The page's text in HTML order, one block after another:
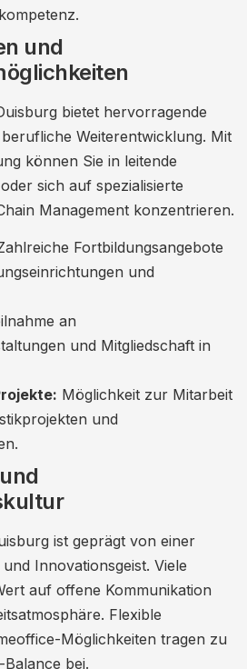
und
bietet hervorragende
Weiterentwicklung. Mit
können Sie in leitende
sich auf spezialisierte
Management konzentrieren.
Fortbildungsangebote
und
an
und Mitgliedschaft in
Möglichkeit zur Mitarbeit
und
ist geprägt von einer
Innovationsgeist. Viele
auf offene Kommunikation
Flexible
Möglichkeiten tragen zu
bei.